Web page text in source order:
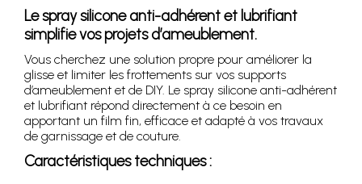
Le spray silicone anti-adhérent et lubrifiant
simplifie vos projets d’ameublement.
Vous cherchez une solution propre pour améliorer la
glisse et limiter les frottements sur vos supports
d’ameublement et de DIY. Le spray silicone anti-adhérent
et lubrifiant répond directement à ce besoin en
apportant un film fin, efficace et adapté à vos travaux
de garnissage et de couture.
Caractéristiques techniques :